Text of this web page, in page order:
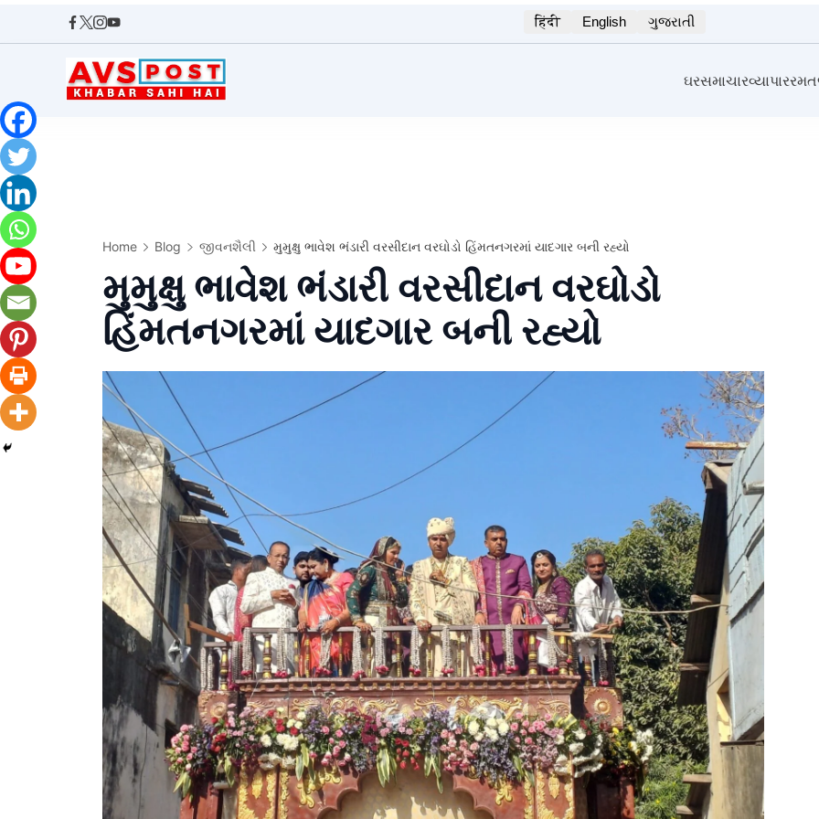
हिंदी English ગુજરાતી
ઘરસમાચારવ્યાપાર
Home Blog જીવનશૈલી મુમુક્ષુ ભાવેશ ભંડારી વરસીદાન વરઘોડો હિંમતનગરમાં યાદગાર બની રહ્યો
મુમુક્ષુ ભાવેશ ભંડારી વરસીદાન વરઘોડો
હિંમતનગરમાં યાદગાર બની રહ્યો